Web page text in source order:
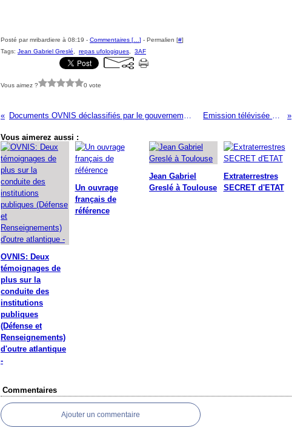
Posté par mribardiere à 08:19 - Commentaires [ ] - Permalien [#]
Tags: Jean Gabriel Greslé repas ufologiques 3AF
Vous aimez ? 0 vote
Documents OVNIS déclassifiés par le gouvernement de Nouvelle-Zélande Emission télévisée sur France 2
Vous aimerez aussi :
OVNIS: Deux
témoignages de
plus sur la
conduite des
institutions
publiques
(Défense et
Renseignements)
d'outre atlantique
-
Un ouvrage
français de
référence
Jean Gabriel
Greslé à Toulouse
Extraterrestres
SECRET d'ETAT
Commentaires
Ajouter un commentaire